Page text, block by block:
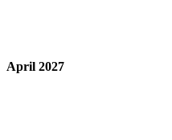
April 2027